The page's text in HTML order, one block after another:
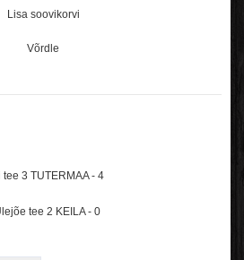
Lisa soovikorvi
Võrdle
3 TUTERMAA - 4
tee 2 KEILA - 0